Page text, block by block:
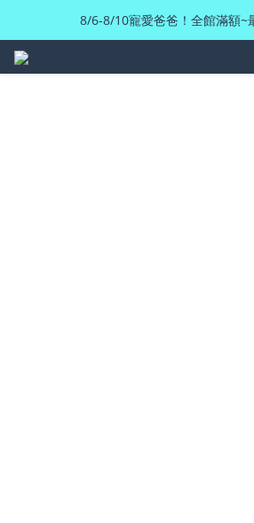
8/6-8/10寵愛爸爸！全館滿額~